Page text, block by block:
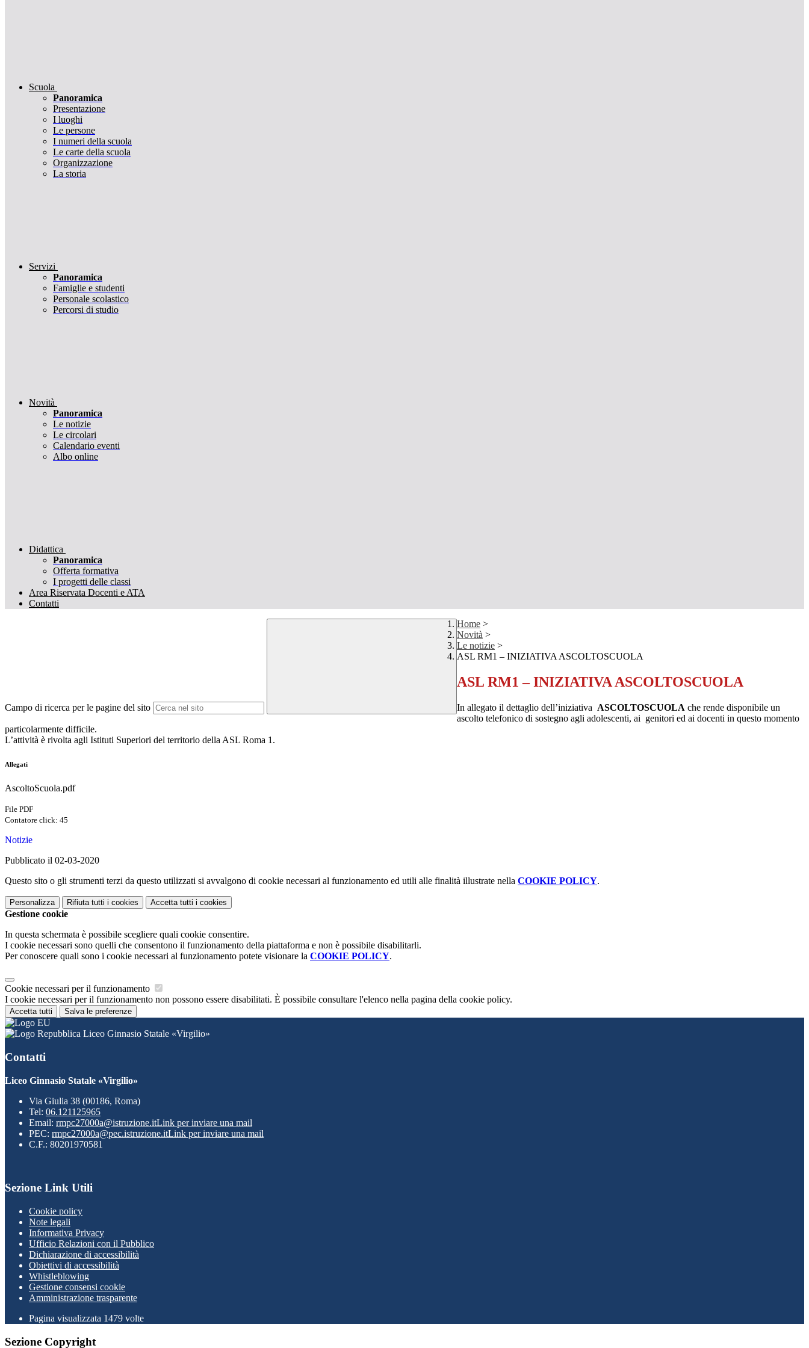
Scuola
Panoramica
Presentazione
I luoghi
Le persone
I numeri della scuola
Le carte della scuola
Organizzazione
La storia
Servizi
Panoramica
Famiglie e studenti
Personale scolastico
Percorsi di studio
Novità
Panoramica
Le notizie
Le circolari
Calendario eventi
Albo online
Didattica
Panoramica
Offerta formativa
I progetti delle classi
Area Riservata Docenti e ATA
Contatti
Campo di ricerca per le pagine del sito
Home >
Novità >
Le notizie >
ASL RM1 – INIZIATIVA ASCOLTOSCUOLA
ASL RM1 – INIZIATIVA ASCOLTOSCUOLA
In allegato il dettaglio dell’iniziativa ASCOLTOSCUOLA che rende disponibile un
ascolto telefonico di sostegno agli adolescenti, ai genitori ed ai docenti in questo momento
particolarmente difficile.
L’attività è rivolta agli Istituti Superiori del territorio della ASL Roma 1.
Allegati
AscoltoScuola.pdf
File PDF
Contatore click: 45
Notizie
Pubblicato il 02-03-2020
Questo sito o gli strumenti terzi da questo utilizzati si avvalgono di cookie necessari al funzionamento ed utili alle finalità illustrate nella COOKIE POLICY.
Personalizza Rifiuta tutti i cookies Accetta tutti i cookies
Gestione cookie
In questa schermata è possibile scegliere quali cookie consentire.
I cookie necessari sono quelli che consentono il funzionamento della piattaforma e non è possibile disabilitarli.
Per conoscere quali sono i cookie necessari al funzionamento potete visionare la COOKIE POLICY.
Cookie necessari per il funzionamento
I cookie necessari per il funzionamento non possono essere disabilitati. È possibile consultare l'elenco nella pagina della cookie policy.
Accetta tutti Salva le preferenze
Liceo Ginnasio Statale «Virgilio»
Contatti
Liceo Ginnasio Statale «Virgilio»
Via Giulia 38 (00186, Roma)
Tel: 06.121125965
Email: rmpc27000a@istruzione.itLink per inviare una mail
PEC: rmpc27000a@pec.istruzione.itLink per inviare una mail
C.F.: 80201970581
Sezione Link Utili
Cookie policy
Note legali
Informativa Privacy
Ufficio Relazioni con il Pubblico
Dichiarazione di accessibilità
Obiettivi di accessibilità
Whistleblowing
Gestione consensi cookie
Amministrazione trasparente
Pagina visualizzata 1479 volte
Sezione Copyright